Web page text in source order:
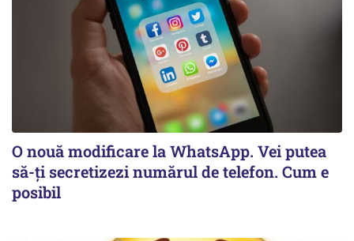
O nouă modificare la WhatsApp. Vei putea
să-ți secretizezi numărul de telefon. Cum e
posibil